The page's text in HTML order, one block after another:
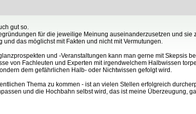
gut so.
für die jeweilige Meinung auseinanderzusetzen und sie
das möglichst mit Fakten und nicht mit Vermutungen.
und -Veranstaltungen kann man gerne mit Skepsis
von Fachleuten und Experten mit irgendwelchem Halbwissen
dem gefährlichen Halb- oder Nichtwissen gefolgt wird.
Thema zu kommen - ist an vielen Stellen erfolgreich
und die Hochbahn selbst wird, das ist meine Überzeugung,